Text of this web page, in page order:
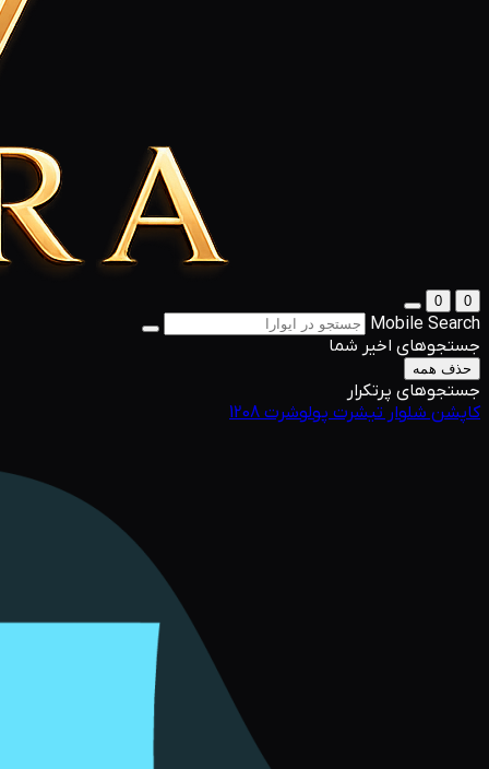
0
0
Mobile Search
جستجوهای اخیر شما
حذف همه
جستجوهای پرتکرار
کاپشنشلوارتیشرتپولوشرت1208